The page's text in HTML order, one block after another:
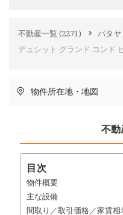
不動産一覧 (2271) パタヤ
デュシット グランド コンド
物件所在地・地図
不動
目次
物件概要
主な設備
間取り／取引価格／家賃相